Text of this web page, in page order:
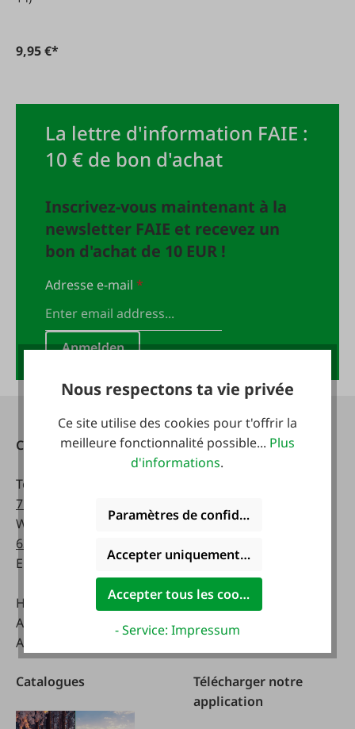
9,95 €*
La lettre d'information FAIE :
10 € de bon d'achat
Inscrivez-vous maintenant à la
newsletter FAIE et recevez un
bon d'achat de 10 EUR !
Adresse e-mail*
Anmelden
Contact
Téléphone :
716-0
WhatsApp :
0043 677
63514619
Email :
info@faie.at
Handelsstraße 9
A-4844 Regau
Autriche
Heures d'ouverture:
8 a.m. - 12 a.m.
Catalogues
Télécharger notre
application
Nous respectons ta vie privée
Ce site utilise des cookies pour t'offrir la
meilleure fonctionnalité possible... Plus
d'informations.
Paramètres de confidentialité
Accepter uniquement les cookies
Accepter tous les cookies
- Service: Impressum